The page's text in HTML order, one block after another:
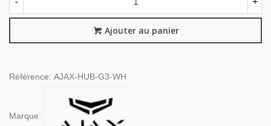
Ajouter au panier
Référence: AJAX-HUB-G3-WH
Marque: